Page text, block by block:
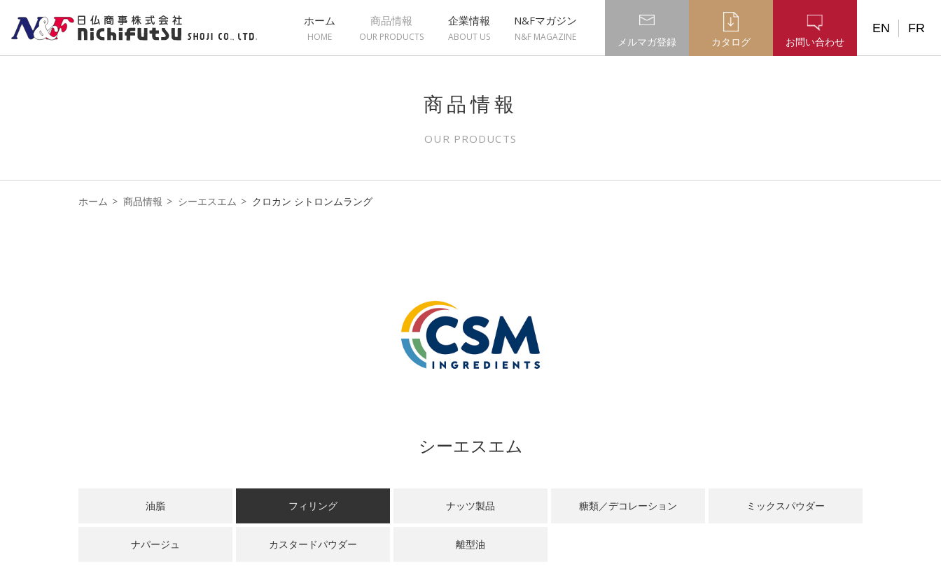
ホーム
HOME
商品情報
OUR PRODUCTS
企業情報
ABOUT US
N&Fマガジン
N&F MAGAZINE メルマガ登録 カタログ お問い合わせ
EN FR
商品情報
OUR PRODUCTS
ホーム 商品情報 シーエスエム クロカン シトロンムラング
シーエスエム
油脂 フィリング ナッツ製品 糖類／デコレーション ミックスパウダー
ナパージュ カスタードパウダー 離型油